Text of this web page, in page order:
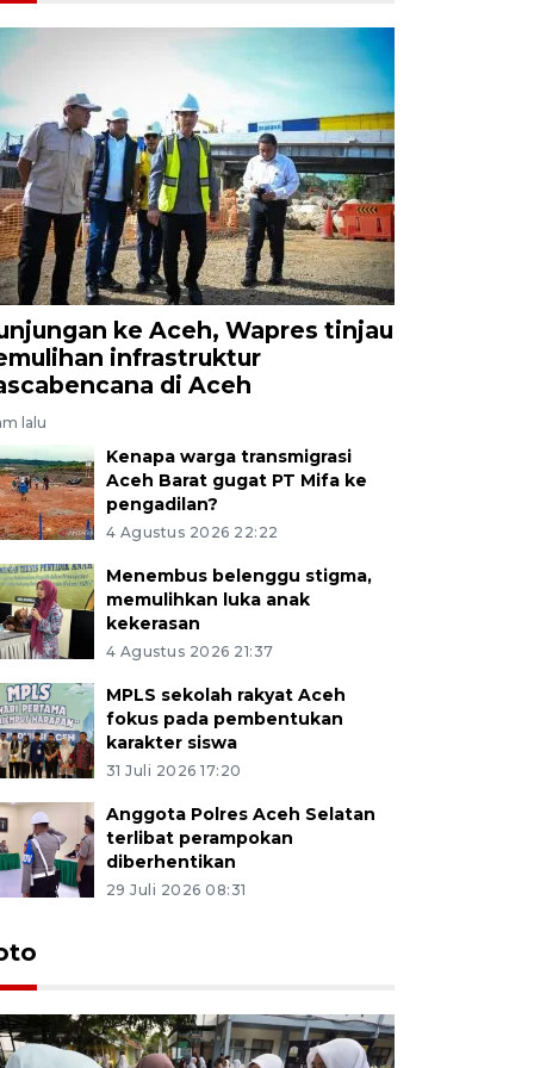
ke Aceh, Wapres tinjau
infrastruktur
di Aceh
lalu
Kenapa warga transmigrasi
Aceh Barat gugat PT Mifa ke
pengadilan?
4 Agustus 2026 22:22
Menembus belenggu stigma,
memulihkan luka anak
kekerasan
4 Agustus 2026 21:37
MPLS sekolah rakyat Aceh
fokus pada pembentukan
karakter siswa
31 Juli 2026 17:20
Anggota Polres Aceh Selatan
terlibat perampokan
diberhentikan
29 Juli 2026 08:31